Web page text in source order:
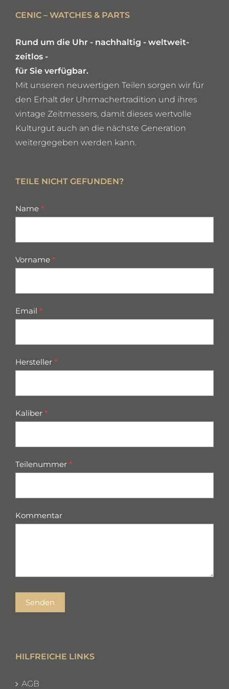
CENIC – WATCHES & PARTS
Rund um die Uhr - nachhaltig - weltweit-
zeitlos -
für Sie verfügbar.
Mit unseren neuwertigen Teilen sorgen wir für
den Erhalt der Uhrmachertradition und ihres
vintage Zeitmessers, damit dieses wertvolle
Kulturgut auch an die nächste Generation
weitergegeben werden kann.
TEILE NICHT GEFUNDEN?
missing
Name *
Vorname *
Email *
Hersteller *
Kaliber *
Teilenummer *
Kommentar
Senden
HILFREICHE LINKS
AGB